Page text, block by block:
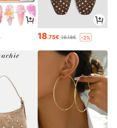
18.75€ 19.18€ -2%